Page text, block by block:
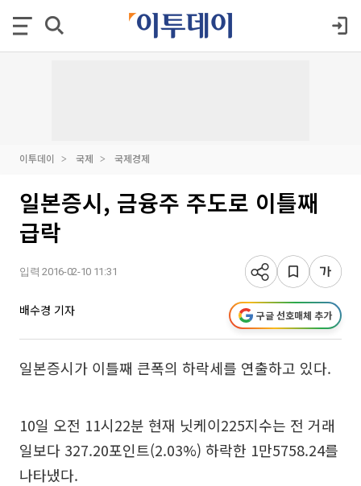
이투데이 국제 국제경제
일본증시, 금융주 주도로 이틀째
급락
입력 2016-02-10 11:31
배수경 기자 구글 선호매체 추가
일본증시가 이틀째 큰폭의 하락세를 연출하고 있다.
10일 오전 11시22분 현재 닛케이225지수는 전 거래
일보다 327.20포인트(2.03%) 하락한 1만5758.24를
나타냈다.